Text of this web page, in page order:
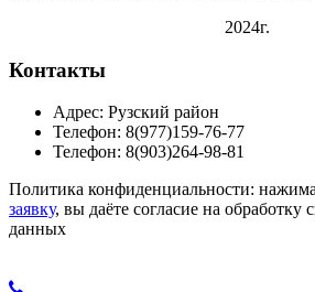
2024г.
Контакты
Адрес: Рузский район
Телефон: 8(977)159-76-77
Телефон: 8(903)264-98-81
Политика конфиденциальности:
заявку, вы даёте согласие на обработку
данных